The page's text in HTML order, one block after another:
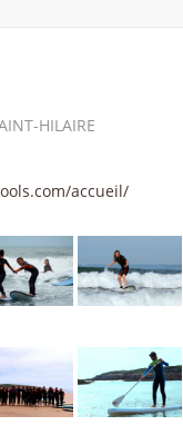
HILAIRE
accueil/